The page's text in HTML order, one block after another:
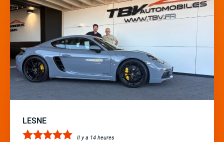
LESNE
Il y a 14 heures